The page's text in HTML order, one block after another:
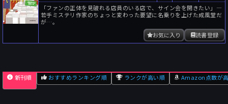
「ファンの正体を見破れる店員のいる店で、サイン会を開きたい」―
若手ミステリ作家のちょっと変わった要望に名乗りを上げた成風堂だ
が…。
読書登録
お気に入り
新刊順 おすすめランキング順 ランクが高い順 Amazon点数が